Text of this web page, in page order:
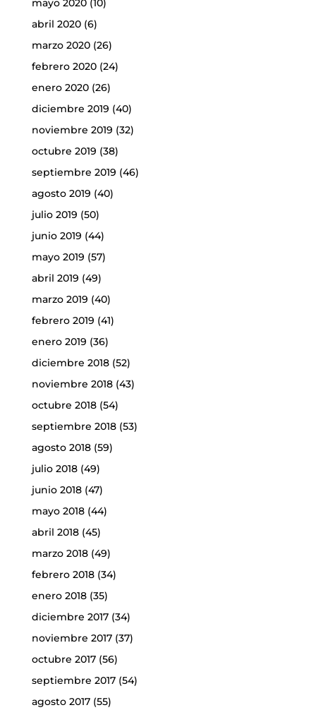
mayo 2020(10)
abril 2020(6)
marzo 2020(26)
febrero 2020(24)
enero 2020(26)
diciembre 2019 (40)
noviembre 2019 (32)
octubre 2019 (38)
septiembre 2019 (46)
agosto 2019 (40)
julio 2019 (50)
junio 2019 (44)
mayo 2019 (57)
abril 2019 (49)
marzo 2019 (40)
febrero 2019 (41)
enero 2019 (36)
diciembre 2018(52)
noviembre 2018(43)
octubre 2018(54)
septiembre 2018(53)
agosto 2018(59)
julio 2018(49)
junio 2018(47)
mayo 2018(44)
abril 2018(45)
marzo 2018(49)
febrero 2018(34)
enero 2018(35)
diciembre 2017(34)
noviembre 2017(37)
octubre 2017(56)
septiembre 2017(54)
agosto 2017(55)